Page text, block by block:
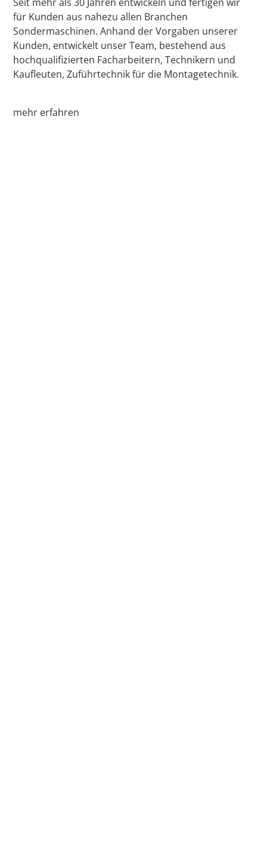
für Kunden aus nahezu allen Branchen
Sondermaschinen. Anhand der Vorgaben unserer
Kunden, entwickelt unser Team, bestehend aus
hochqualifizierten Facharbeitern, Technikern und
Kaufleuten, Zuführtechnik für die Montagetechnik.
mehr erfahren